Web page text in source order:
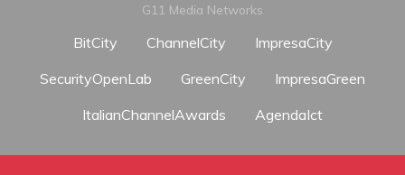
G11 Media Networks
BitCity ChannelCity
ImpresaCity
SecurityOpenLab
GreenCity
ImpresaGreen
ItalianChannelAwards
AgendaIct